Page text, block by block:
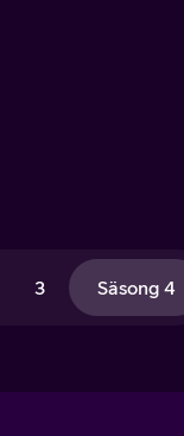
3 Säsong 4